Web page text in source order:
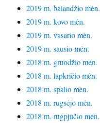
2019 m. balandžio mėn.
2019 m. kovo mėn.
2019 m. vasario mėn.
2019 m. sausio mėn.
2018 m. gruodžio mėn.
2018 m. lapkričio mėn.
2018 m. spalio mėn.
2018 m. rugsėjo mėn.
2018 m. rugpjūčio mėn.